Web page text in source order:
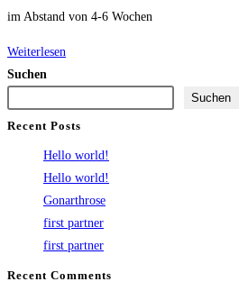
im Abstand von 4-6 Wochen
Weiterlesen
Suchen
Suchen
Recent Posts
Hello world!
Hello world!
Gonarthrose
first partner
first partner
Recent Comments